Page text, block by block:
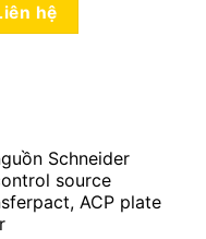
hệ
Schneider
source
ACP plate